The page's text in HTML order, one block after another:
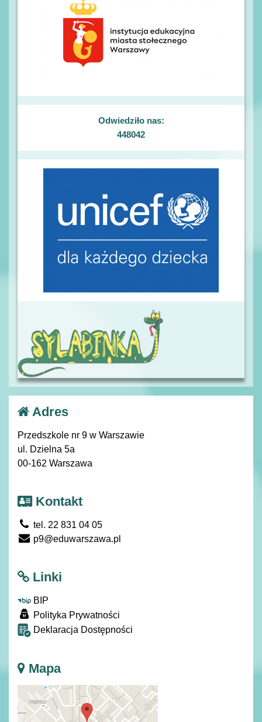
Odwiedziło nas:
448042
Adres
Przedszkole nr 9 w Warszawie
ul. Dzielna 5a
00-162 Warszawa
Kontakt
tel. 22 831 04 05
p9@eduwarszawa.pl
Linki
BIP
Polityka Prywatności
Deklaracja Dostępności
Mapa